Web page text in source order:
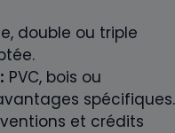
double ou triple
PVC, bois ou
spécifiques.
et crédits